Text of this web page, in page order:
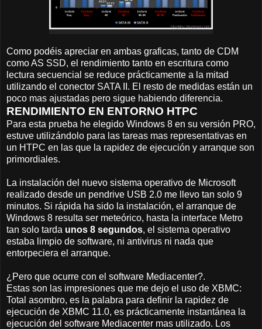
Como podéis apreciar en ambas graficas, tanto de CDM
como AS SSD, el rendimiento tanto en escritura como
lectura secuencial se reduce prácticamente a la mitad
utilizando el conector SATA II. El resto de medidas están un
poco mas ajustadas pero sigue habiendo diferencia.
RENDIMIENTO EN ENTORNO HTPC
Para esta prueba he elegido Windows 8 en su versión PRO,
estuve utilizándolo para las tareas mas representativas en
un HTPC en las que la rapidez de ejecución y arranque son
primordiales.
La instalación del nuevo sistema operativo de Microsoft
realizado desde un pendrive USB 2.0 me llevo tan solo 9
minutos. Si rápida ha sido la instalación, el arranque de
Windows 8 resulta ser meteórico, hasta la interface Metro
tan solo tarda unos 8 segundos, el sistema operativo
estaba limpio de software, ni antivirus ni nada que
entorpeciera el arranque.
¿Pero que ocurre con el software Mediacenter?.
Estas son las impresiones que me dejo el uso de XBMC:
Total asombro, es la palabra para definir la rapidez de
ejecución de XBMC 11.0, es prácticamente instantánea la
ejecución del software Mediacenter mas utilizado. Los